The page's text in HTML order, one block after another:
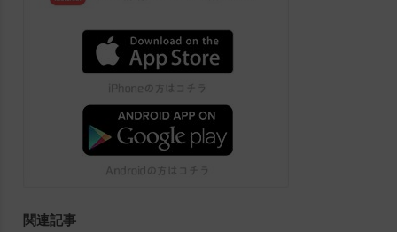
関連記事